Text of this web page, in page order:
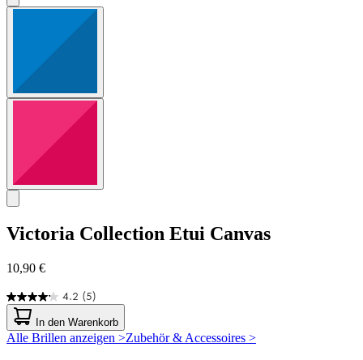
Victoria Collection Etui Canvas
10,90 €
4.2 (5)
4.2
von
5
Sternen.
In den Warenkorb
Alle Brillen anzeigen >Zubehör & Accessoires >